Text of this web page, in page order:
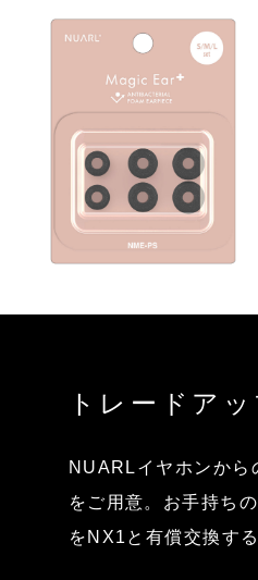
トレードア
NUARLイヤホンから
をご用意。お手持ち
をNX1と有償交換す